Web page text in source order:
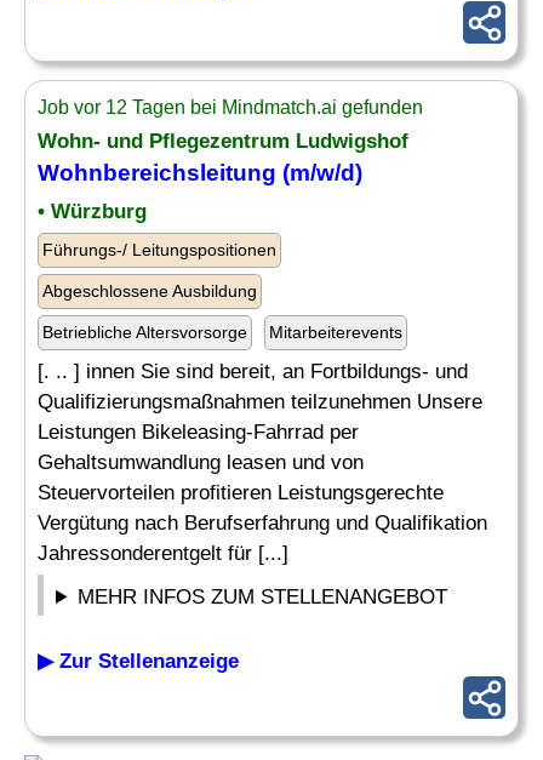
Job vor 12 Tagen bei Mindmatch.ai gefunden
Wohn- und Pflegezentrum Ludwigshof
Wohnbereichsleitung (m/w/d)
• Würzburg
Führungs-/ Leitungspositionen
Abgeschlossene Ausbildung
Betriebliche Altersvorsorge Mitarbeiterevents
[. .. ] innen Sie sind bereit, an Fortbildungs- und
Qualifizierungsmaßnahmen teilzunehmen Unsere
Leistungen Bikeleasing-Fahrrad per
Gehaltsumwandlung leasen und von
Steuervorteilen profitieren Leistungsgerechte
Vergütung nach Berufserfahrung und Qualifikation
Jahressonderentgelt für [...]
MEHR INFOS ZUM STELLENANGEBOT
▶ Zur Stellenanzeige